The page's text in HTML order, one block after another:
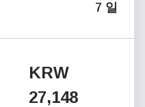
7 일
KRW
27,148